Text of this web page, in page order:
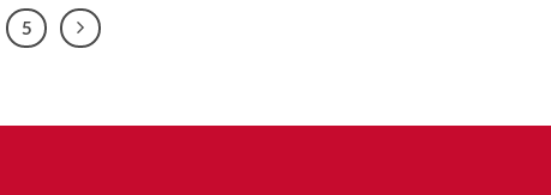
5